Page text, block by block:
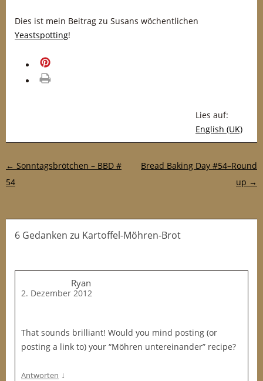
Dies ist mein Beitrag zu Susans wöchentlichen
Yeastspotting!
Lies auf:
English (UK)
Post-Navigation
← Sonntagsbrötchen – BBD #
54
Bread Baking Day #54–Round
up →
6 Gedanken zu Kartoffel-Möhren-Brot
Ryan
2. Dezember 2012
That sounds brilliant! Would you mind posting (or
posting a link to) your “Möhren untereinander” recipe?
Antworten ↓